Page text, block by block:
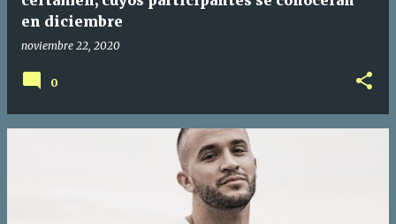
en diciembre
noviembre 22, 2020
0